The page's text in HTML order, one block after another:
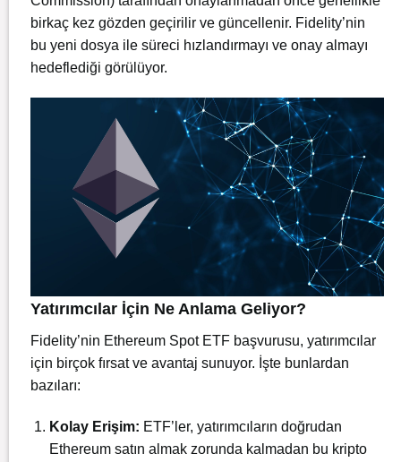
birkaç kez gözden geçirilir ve güncellenir. Fidelity’nin
bu yeni dosya ile süreci hızlandırmayı ve onay almayı
hedeflediği görülüyor.
Yatırımcılar İçin Ne Anlama Geliyor?
Fidelity’nin Ethereum Spot ETF başvurusu, yatırımcılar
için birçok fırsat ve avantaj sunuyor. İşte bunlardan
bazıları:
Kolay Erişim: ETF’ler, yatırımcıların doğrudan
Ethereum satın almak zorunda kalmadan bu kripto